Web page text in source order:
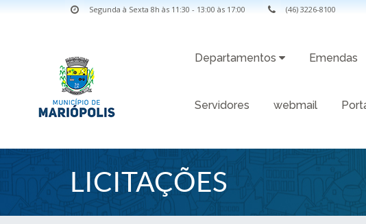
Segunda à Sexta 8h às 11:30 - 13:00 às 17:00 (46) 3226-8100
Departamentos Emendas
Servidores webmail
LICITAÇÕES